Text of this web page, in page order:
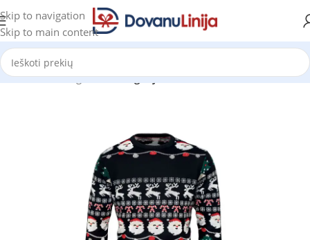
Skip to navigation
Skip to main content
Pradžia Katalogas be kategorijos